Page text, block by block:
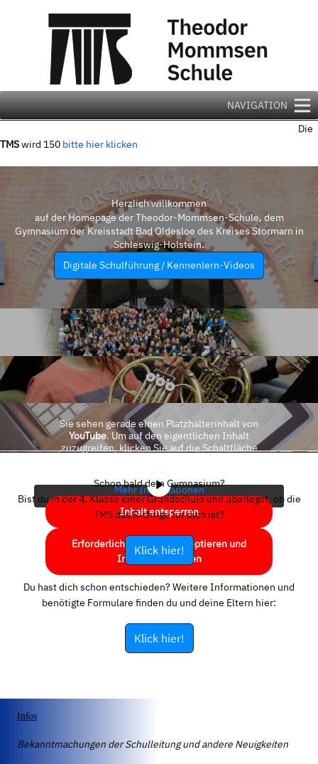
NAVIGATION
Die
TMSwird 150 bitte hier klicken
Herzlich willkommen
auf der Homepage der Theodor-Mommsen-Schule, dem
Gymnasium der Kreisstadt Bad Oldesloe des Kreises Stormarn in
Schleswig-Holstein.
Digitale Schulführung / Kennenlern-Videos
Sie sehen gerade einen Platzhalterinhalt von
YouTube. Um auf den eigentlichen Inhalt
zuzugreifen, klicken Sie auf die Schaltfläche
Mehr Informationen
Inhalt entsperren
Erforderlichen Service akzeptieren und
Inhalte entsperren
Schon bald dein Gymnasium?
Bist du in der 4. Klasse einer Grundschule und überlegst, ob die
TMS das Richtige für dich ist?
Klick hier!
Du hast dich schon entschieden? Weitere Informationen und
benötigte Formulare finden du und deine Eltern hier:
Klick hier!
Infos
Bekanntmachungen der Schulleitung und andere Neuigkeiten